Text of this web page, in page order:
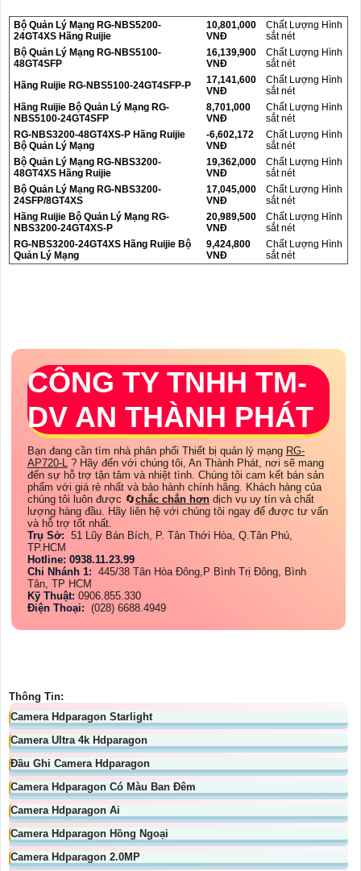
Bộ Quản Lý Mạng RG-NBS5200-
24GT4XS Hãng Ruijie
10,801,000
VNĐ
Chất Lượng Hình
sắt nét
Bộ Quản Lý Mạng RG-NBS5100-
48GT4SFP
16,139,900
VNĐ
Chất Lượng Hình
sắt nét
Hãng Ruijie RG-NBS5100-24GT4SFP-P
17,141,600
VNĐ
Chất Lượng Hình
sắt nét
Hãng Ruijie Bộ Quản Lý Mạng RG-
NBS5100-24GT4SFP
8,701,000
VNĐ
Chất Lượng Hình
sắt nét
RG-NBS3200-48GT4XS-P Hãng Ruijie
Bộ Quản Lý Mạng
-6,602,172
VNĐ
Chất Lượng Hình
sắt nét
Bộ Quản Lý Mạng RG-NBS3200-
48GT4XS Hãng Ruijie
19,362,000
VNĐ
Chất Lượng Hình
sắt nét
Bộ Quản Lý Mạng RG-NBS3200-
24SFP/8GT4XS
17,045,000
VNĐ
Chất Lượng Hình
sắt nét
Hãng Ruijie Bộ Quản Lý Mạng RG-
NBS3200-24GT4XS-P
20,989,500
VNĐ
Chất Lượng Hình
sắt nét
RG-NBS3200-24GT4XS Hãng Ruijie Bộ
Quản Lý Mạng
9,424,800
VNĐ
Chất Lượng Hình
sắt nét
CÔNG TY TNHH TM-
DV AN THÀNH PHÁT
Bạn đang cần tìm nhà phân phối Thiết bị quản lý mạng RG-
AP720-L
? Hãy đến với chúng tôi, An Thành Phát, nơi sẽ mang
đến sự hỗ trợ tận tâm và nhiệt tình. Chúng tôi cam kết bán sản
phẩm với giá rẻ nhất và bảo hành chính hãng. Khách hàng của
chúng tôi luôn được 🔄chắc chắn hơn dịch vụ uy tín và chất
lượng hàng đầu. Hãy liên hệ với chúng tôi ngay để được tư vấn
và hỗ trợ tốt nhất.
Trụ Sở: 51 Lũy Bán Bích, P. Tân Thới Hòa, Q.Tân Phú,
TP.HCM
Hotline: 0938.11.23.99
Chi Nhánh 1: 445/38 Tân Hòa Đông,P Bình Trị Đông, Bình
Tân, TP HCM
Kỹ Thuật: 0906.855.330
Điện Thoại: (028) 6688.4949
Thông Tin:
Camera Hdparagon Starlight
Camera Ultra 4k Hdparagon
Đầu Ghi Camera Hdparagon
Camera Hdparagon Có Màu Ban Đêm
Camera Hdparagon Ai
Camera Hdparagon Hồng Ngoại
Camera Hdparagon 2.0MP